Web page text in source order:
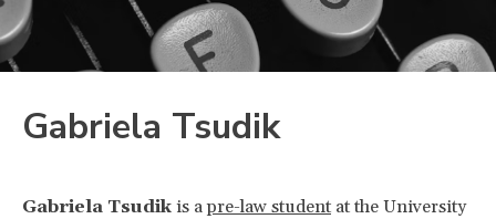
Gabriela Tsudik
Gabriela Tsudik is apre-law student at the University